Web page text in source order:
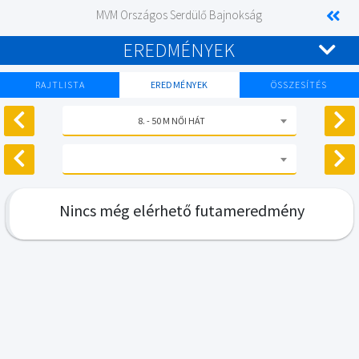
MVM Országos Serdülő Bajnokság
EREDMÉNYEK
RAJTLISTA EREDMÉNYEK ÖSSZESÍTÉS
8. - 50 M NŐI HÁT
Nincs még elérhető futameredmény